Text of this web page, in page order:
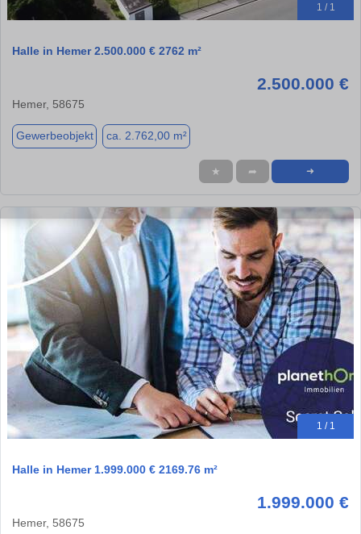
1 / 1
Halle in Hemer 2.500.000 € 2762 m²
2.500.000 €
Hemer, 58675
Gewerbeobjekt ca. 2.762,00 m²
★ ➦ ➜
1 / 1
Halle in Hemer 1.999.000 € 2169.76 m²
1.999.000 €
Hemer, 58675